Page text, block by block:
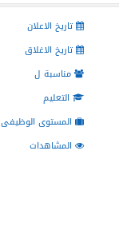
تاريخ الاعلان
تاريخ الاغلاق
مناسبة ل
التعليم
المستوى الوظيفى
المشاهدات